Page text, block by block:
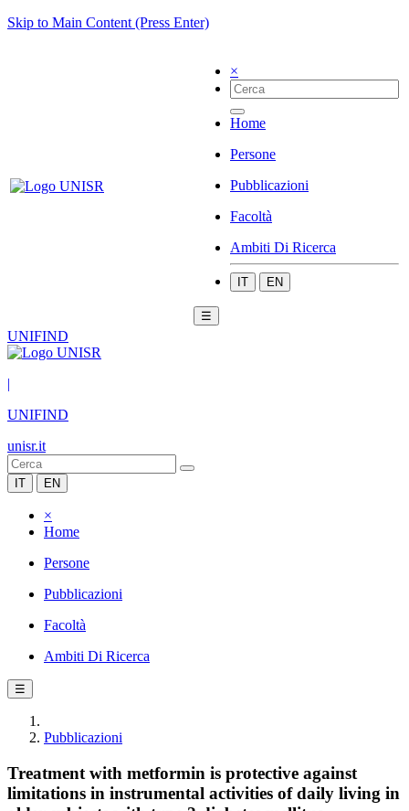
Skip to Main Content (Press Enter)
×
Home
Persone
Pubblicazioni
Facoltà
Ambiti Di Ricerca
IT EN
☰
UNIFIND
|
UNIFIND
unisr.it
IT EN
×
Home
Persone
Pubblicazioni
Facoltà
Ambiti Di Ricerca
☰
Pubblicazioni
Treatment with metformin is protective against
limitations in instrumental activities of daily living in